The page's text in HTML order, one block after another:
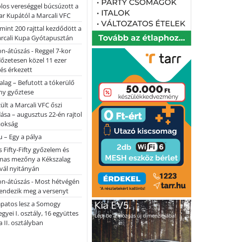
vereséggel búcsúzott a
Kupától a Marcali VFC
200 rajttal kezdődött a
Kupa Gyótapusztán
átúszás - Reggel 7-kor
közel 11 ezer
érkezett
– Befutott a tókerülő
győztese
a Marcali VFC őszi
– augusztus 22-én rajtol
– Egy a pálya
Fifty-Fifty győzelem és
mezőny a Kékszalag
nyitányán
átúszás - Most hétvégén
meg a versenyt
lesz a Somogy
I. osztály, 16 együttes
II. osztályban